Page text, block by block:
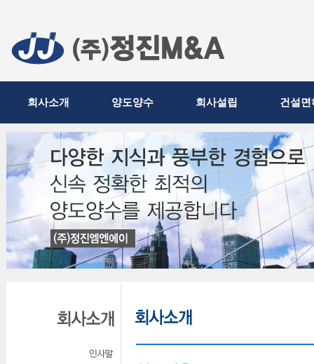
회사소개 양도양수 회사설립 건설면